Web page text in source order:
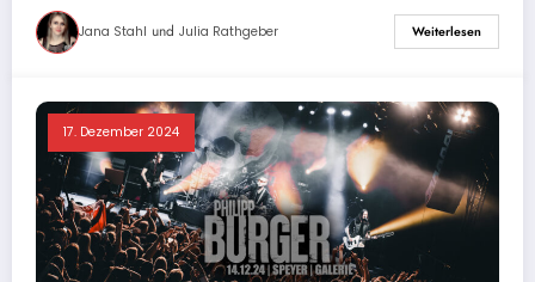
Jana Stahl und Julia Rathgeber Weiterlesen
17. Dezember 2024